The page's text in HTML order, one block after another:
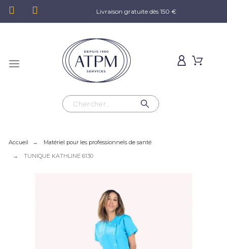
Livraison gratuite dès 150 €
Accueil
Matériel pour les professionnels de santé
TUNIQUE KATHLINE 6130